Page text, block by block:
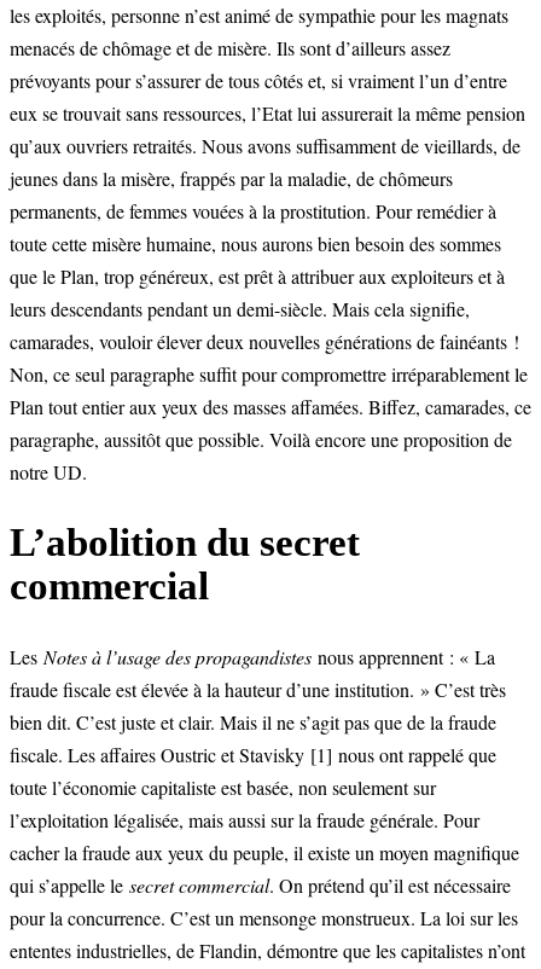
les exploités, personne n’est animé de sympathie pour les magnats
menacés de chômage et de misère. Ils sont d’ailleurs assez
prévoyants pour s’assurer de tous côtés et, si vraiment l’un d’entre
eux se trouvait sans ressources, l’Etat lui assurerait la même pension
qu’aux ouvriers retraités. Nous avons suffisamment de vieillards, de
jeunes dans la misère, frappés par la maladie, de chômeurs
permanents, de femmes vouées à la prostitution. Pour remédier à
toute cette misère humaine, nous aurons bien besoin des sommes
que le Plan, trop généreux, est prêt à attribuer aux exploiteurs et à
leurs descendants pendant un demi-siècle. Mais cela signifie,
camarades, vouloir élever deux nouvelles générations de fainéants !
Non, ce seul paragraphe suffit pour compromettre irréparablement le
Plan tout entier aux yeux des masses affamées. Biffez, camarades, ce
paragraphe, aussitôt que possible. Voilà encore une proposition de
notre UD.
L’abolition du secret
commercial
LesNotes à l’usage des propagandistes nous apprennent : « La
fraude fiscale est élevée à la hauteur d’une institution. » C’est très
bien dit. C’est juste et clair. Mais il ne s’agit pas que de la fraude
fiscale. Les affaires Oustric et Stavisky [1] nous ont rappelé que
toute l’économie capitaliste est basée, non seulement sur
l’exploitation légalisée, mais aussi sur la fraude générale. Pour
cacher la fraude aux yeux du peuple, il existe un moyen magnifique
qui s’appelle le secret commercial. On prétend qu’il est nécessaire
pour la concurrence. C’est un mensonge monstrueux. La loi sur les
ententes industrielles, de Flandin, démontre que les capitalistes n’ont